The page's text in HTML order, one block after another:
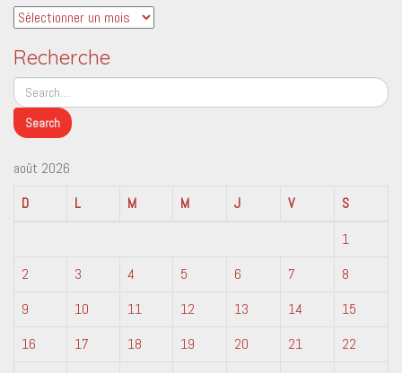
Archives
Recherche
août 2026
D
L M M J V
S
1
2
3 4 5 6 7
8
9
10 11 12 13 14
15
16
17 18 19 20 21
22